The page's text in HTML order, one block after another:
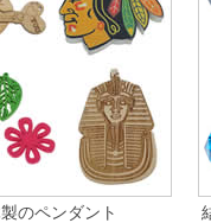
のペンダント